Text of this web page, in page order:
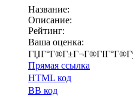
Название:
Описание:
Рейтинг:
Ваша оценка:
Прямая ссылка
HTML код
BB код